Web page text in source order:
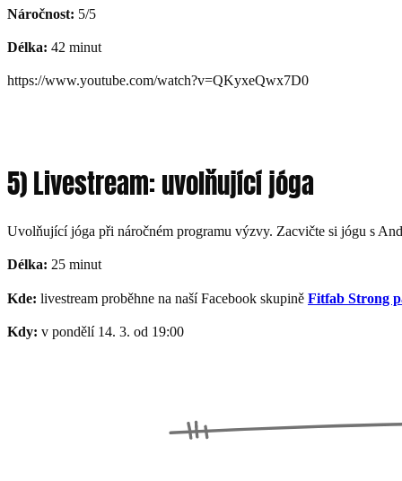
Náročnost: 5/5
Délka: 42 minut
https://www.youtube.com/watch?v=QKyxeQwx7D0
5) Livestream: uvolňující jóga
Uvolňující jóga při náročném programu výzvy. Zacvičte si jógu s
Délka: 25 minut
Kde: livestream proběhne na naší Facebook skupině Fitfab Strong
Kdy: v pondělí 14. 3. od 19:00